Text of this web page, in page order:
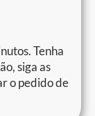
Tenha
siga as
o pedido de